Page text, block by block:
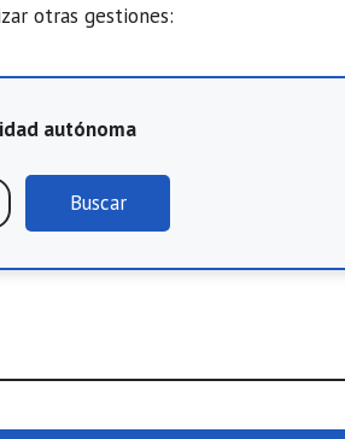
otras gestiones:
autónoma
Buscar